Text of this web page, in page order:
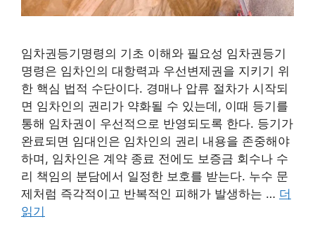
임차권등기명령의 기초 이해와 필요성 임차권등기
명령은 임차인의 대항력과 우선변제권을 지키기 위
한 핵심 법적 수단이다. 경매나 압류 절차가 시작되
면 임차인의 권리가 약화될 수 있는데, 이때 등기를
통해 임차권이 우선적으로 반영되도록 한다. 등기가
완료되면 임대인은 임차인의 권리 내용을 존중해야
하며, 임차인은 계약 종료 전에도 보증금 회수나 수
리 책임의 분담에서 일정한 보호를 받는다. 누수 문
제처럼 즉각적이고 반복적인 피해가 발생하는 … 더
읽기